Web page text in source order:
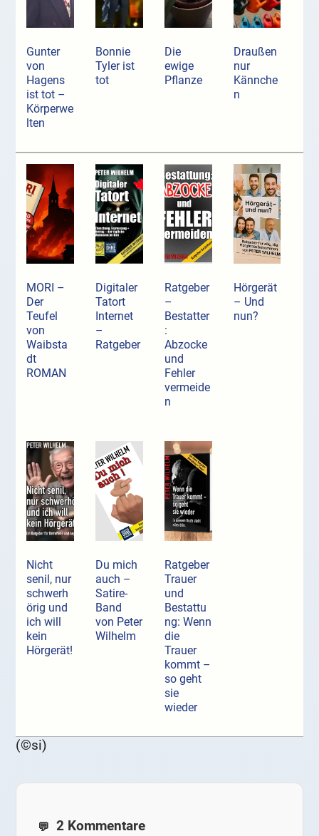
Gunter
von
Hagens
ist tot –
Körperwe
lten
Bonnie
Tyler ist
tot
Die
ewige
Pflanze
Draußen
nur
Kännche
n
MORI –
Der
Teufel
von
Waibsta
dt
ROMAN
Digitaler
Tatort
Internet
–
Ratgeber
Ratgeber
–
Bestatter
:
Abzocke
und
Fehler
vermeide
n
Hörgerät
– Und
nun?
Nicht
senil, nur
schwerh
örig und
ich will
kein
Hörgerät!
Du mich
auch –
Satire-
Band
von Peter
Wilhelm
Ratgeber
Trauer
und
Bestattu
ng: Wenn
die
Trauer
kommt –
so geht
sie
wieder
(©si)
2 Kommentare